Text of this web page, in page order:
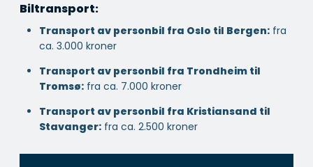
Biltransport:
Transport av personbil fra Oslo til Bergen: fra
ca. 3.000 kroner
Transport av personbil fra Trondheim til
Tromsø: fra ca. 7.000 kroner
Transport av personbil fra Kristiansand til
Stavanger: fra ca. 2.500 kroner